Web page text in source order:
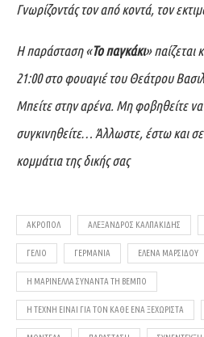
Γνωρίζοντάς τον από κοντά, τον
Η παράσταση «Το παγκάκι» παίζεται
21:00 στο φουαγιέ του Θεάτρου
Μπείτε στην αρένα. Μη φοβηθείτε
συγκινηθείτε… Άλλωστε, έστω και
κομμάτια της δικής σας
ΑΚΡΟΠΌΛ ΑΛΈΞΑΝΔΡΟΣ ΚΑΛΠΑΚΊΔΗΣ
ΓΈΛΙΟ ΓΕΡΜΑΝΊΑ ΈΛΕΝΑ ΜΑΡΣΊΔΟΥ
Η ΜΑΡΙΝΈΛΛΑ ΣΥΝΑΝΤΆ ΤΗ ΒΈΜΠΟ
Η ΤΈΧΝΗ ΕΊΝΑΙ ΓΙΑ ΤΟΝ ΚΆΘΕ ΈΝΑ ΞΕΧΩΡΙΣΤΆ